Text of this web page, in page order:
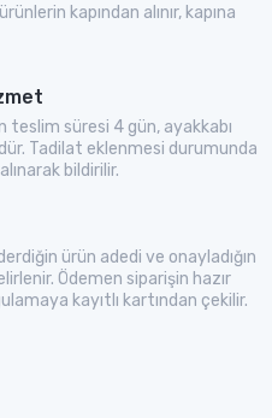
kapından alınır, kapına
teslim süresi 4 gün, ayakkabı
Tadilat eklenmesi durumunda
bildirilir.
ürün adedi ve onayladığın
Ödemen siparişin hazır
kayıtlı kartından çekilir.